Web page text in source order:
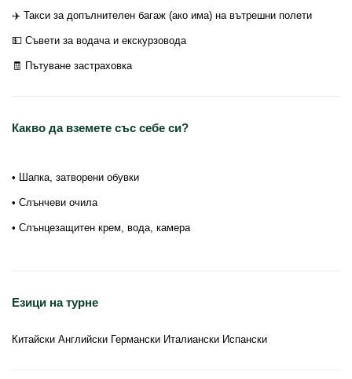
✈️ Такси за допълнителен багаж (ако има) на вътрешни полети
💵 Съвети за водача и екскурзовода
🧾 Пътуване застраховка
Какво да вземете със себе си?
• Шапка, затворени обувки
• Слънчеви очила
• Слънцезащитен крем, вода, камера
Езици на турне
Китайски Английски Германски Италиански Испански